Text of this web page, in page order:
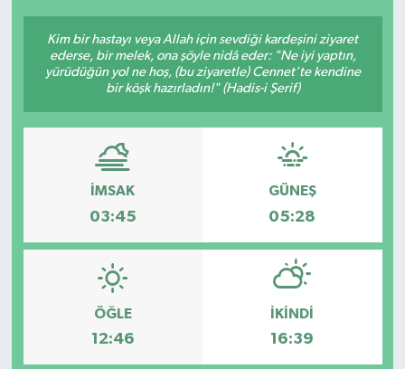
Kim bir hastayı veya Allah için sevdiği kardeşini ziyaret
ederse, bir melek, ona şöyle nidâ eder: "Ne iyi yaptın,
yürüdüğün yol ne hoş, (bu ziyaretle) Cennet’te kendine
bir köşk hazırladın!" (Hadis-i Şerif)
İMSAK
03:45
GÜNEŞ
05:28
ÖĞLE
12:46
İKINDI
16:39
Haber Arşivi